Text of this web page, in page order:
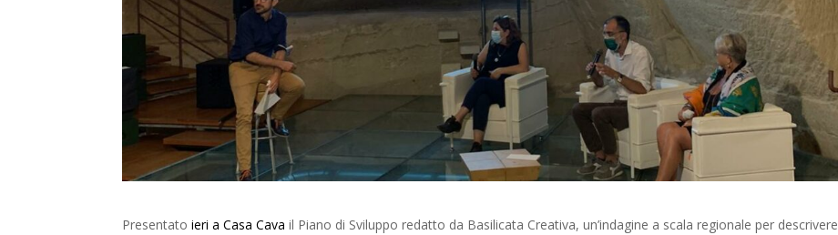
Presentatoieri a Casa Cava il Piano di Sviluppo redatto da Basilicata Creativa, un’indagine a scala regionale per descrivere